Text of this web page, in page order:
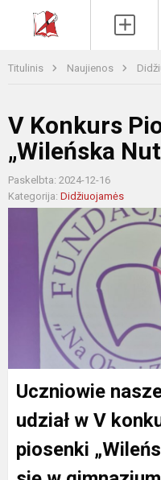
Titulinis Naujienos
V Konkurs
„Wileńska
Paskelbta: 2024-12-16
Kategorija: Didžiuojamės
Uczniowie
udział w V
piosenki